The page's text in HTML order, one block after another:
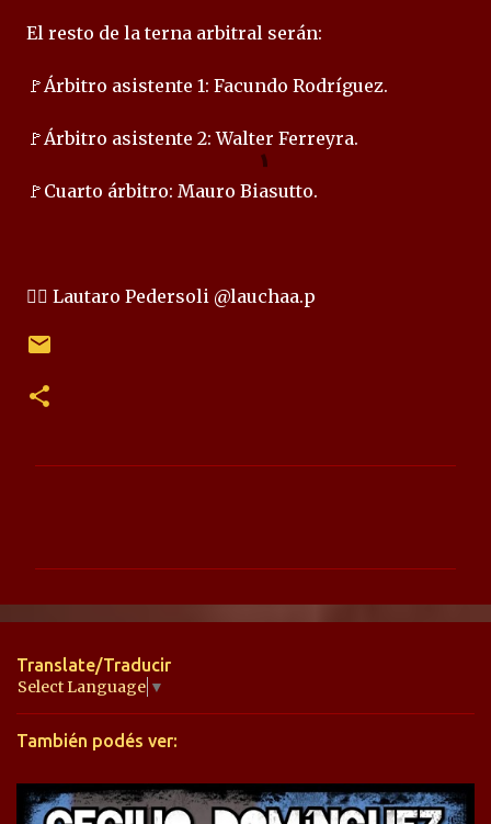
El resto de la terna arbitral serán:
🚩Árbitro asistente 1: Facundo Rodríguez.
🚩Árbitro asistente 2: Walter Ferreyra.
🚩Cuarto árbitro: Mauro Biasutto.
✍🏻 Lautaro Pedersoli @lauchaa.p
n
a
r
i
s
Translate/Traducir
Select Language ▼
También podés ver: